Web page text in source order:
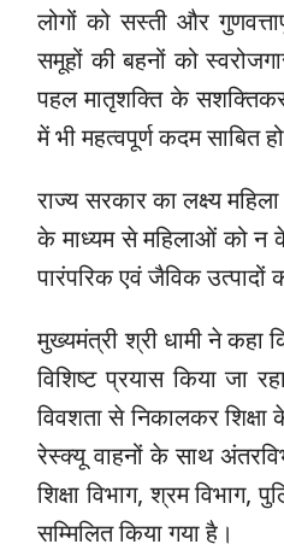
लोगों को सस्ती और
समूहों की बहनों को
पहल मातृशक्ति के
में भी महत्वपूर्ण कदम साबित
राज्य सरकार का लक्ष्य
के माध्यम से महिलाओं को न
पारंपरिक एवं जैविक उत्पादों
मुख्यमंत्री श्री धामी ने कहा
विशिष्ट प्रयास किया जा
विवशता से निकालकर
रेस्क्यू वाहनों के साथ
शिक्षा विभाग, श्रम
सम्मिलित किया गया है।